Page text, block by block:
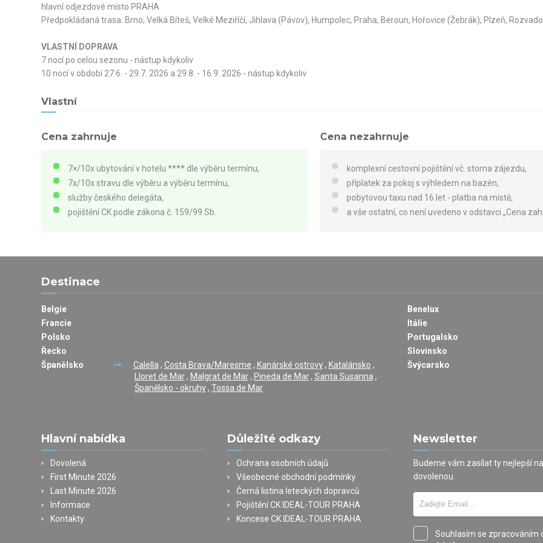
hlavní odjezdové místo PRAHA
Předpokládaná trasa: Brno, Velká Bíteš, Velké Meziříčí, Jihlava (Pávov), Humpolec, Praha, Beroun, Hořovice (Žebrák), Plzeň,
VLASTNÍ DOPRAVA
7 nocí po celou sezonu - nástup kdykoliv
10 nocí v období 27.6. - 29.7. 2026 a 29.8. - 16.9. 2026 - nástup kdykoliv
Vlastní
Cena zahrnuje
7×/10x ubytování v hotelu **** dle výběru termínu,
7x/10x stravu dle výběru a výběru termínu,
služby českého delegáta,
pojištění CK podle zákona č. 159/99 Sb.
Cena nezahrnuje
komplexní cestovní pojištění vč. storna zájezdu,
příplatek za pokoj s výhledem na bazén,
pobytovou taxu nad 16 let - platba na místě,
a vše ostatní, co není uvedeno v odstavci „Cena
Destinace
Belgie
Benelux
Francie
Itálie
Polsko
Portugalsko
Řecko
Slovinsko
Španělsko
Calella , Costa Brava/Maresme , Kanárské ostrovy, Katalánsko ,
Lloret de Mar, Malgrat de Mar, Pineda de Mar, Santa Susanna ,
Španělsko - okruhy, Tossa de Mar
Švýcarsko
Hlavní nabídka
Dovolená
First Minute 2026
Last Minute 2026
Informace
Kontakty
Důležité odkazy
Ochrana osobních údajů
Všeobecné obchodní podmínky
Černá listina leteckých dopravců
Pojištění CK IDEAL-TOUR PRAHA
Koncese CK IDEAL-TOUR PRAHA
Newsletter
Budeme vám zasílat ty nejlepší
dovolenou.
Souhlasím se zpracováním